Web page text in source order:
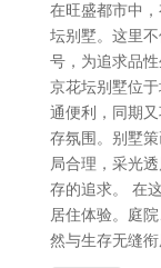
在旺盛都市中
坛别墅。这里
号，为追求品
京花坛别墅位
通便利，同期
存氛围。别墅
局合理，采光
存的追求。 在
居住体验。庭
然与生存无缝